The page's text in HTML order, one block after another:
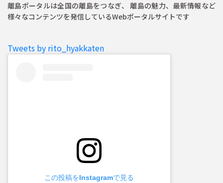
離島ポータルは全国の離島をつなぎ、 離島の魅力、最新情報など
様々なコンテンツを発信しているWebポータルサイトです
Tweets by rito_hyakkaten
この投稿をInstagramで見る